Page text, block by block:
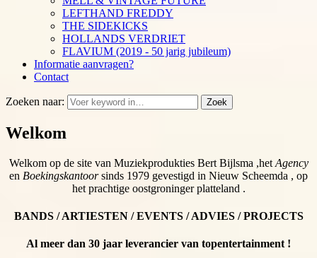
LEFTHAND FREDDY
THE SIDEKICKS
HOLLANDS VERDRIET
FLAVIUM (2019 - 50 jarig jubileum)
Informatie aanvragen?
Contact
Zoeken naar: Zoek
Welkom
Welkom op de site van Muziekprodukties Bert Bijlsma ,het Agency
en Boekingskantoorsinds 1979 gevestigd in Nieuw Scheemda , op
het prachtige oostgroninger platteland .
BANDS / ARTIESTEN / EVENTS / ADVIES / PROJECTS
Al meer dan 30 jaar leverancier van topentertainment !